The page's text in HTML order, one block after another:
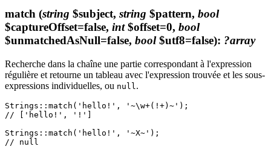
match (string $subject, string $pattern, bool
$captureOffset=false, int$offset=0, bool
$unmatchedAsNull=false, bool$utf8=false): ?array
Recherche dans la chaîne une partie correspondant à l'expression
régulière et retourne un tableau avec l'expression trouvée et les sous-
expressions individuelles, ou null .
Strings::match('hello!', '~\w+(!+)~');
// ['hello!', '!']
Strings::match('hello!', '~X~');